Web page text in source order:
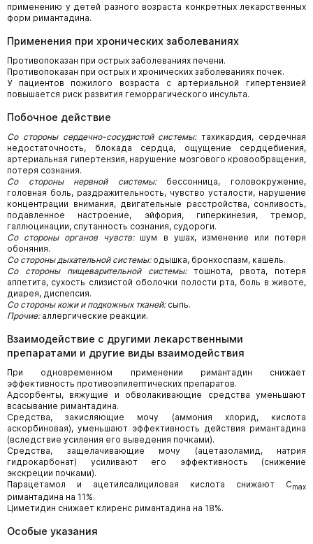
применению у детей разного возраста конкретных лекарственных
форм римантадина.
Применения при хронических заболеваниях
Противопоказан при острых заболеваниях печени.
Противопоказан при острых и хронических заболеваниях почек.
У пациентов пожилого возраста с артериальной гипертензией
повышается риск развития геморрагического инсульта.
Побочное действие
Со стороны сердечно-сосудистой системы:тахикардия, сердечная
недостаточность, блокада сердца, ощущение сердцебиения,
артериальная гипертензия, нарушение мозгового кровообращения,
потеря сознания.
Со стороны нервной системы: бессонница, головокружение,
головная боль, раздражительность, чувство усталости, нарушение
концентрации внимания, двигательные расстройства, сонливость,
подавленное настроение, эйфория, гиперкинезия, тремор,
галлюцинации, спутанность сознания, судороги.
Со стороны органов чувств:шум в ушах, изменение или потеря
обоняния.
Со стороны дыхательной системы: одышка, бронхоспазм, кашель.
Со стороны пищеварительной системы: тошнота, рвота, потеря
аппетита, сухость слизистой оболочки полости рта, боль в животе,
диарея, диспепсия.
Со стороны кожи и подкожных тканей: сыпь.
Прочие:аллергические реакции.
Взаимодействие с другими лекарственными
препаратами и другие виды взаимодействия
При одновременном применении римантадин снижает
эффективность противоэпилептических препаратов.
Адсорбенты, вяжущие и обволакивающие средства уменьшают
всасывание римантадина.
Средства, закисляющие мочу (аммония хлорид, кислота
аскорбиновая), уменьшают эффективность действия римантадина
(вследствие усиления его выведения почками).
Средства, защелачивающие мочу (ацетазоламид, натрия
гидрокарбонат) усиливают его эффективность (снижение
экскреции почками).
Парацетамол и ацетилсалициловая кислота снижают Cmax
римантадина на 11%.
Циметидин снижает клиренс римантадина на 18%.
Особые указания